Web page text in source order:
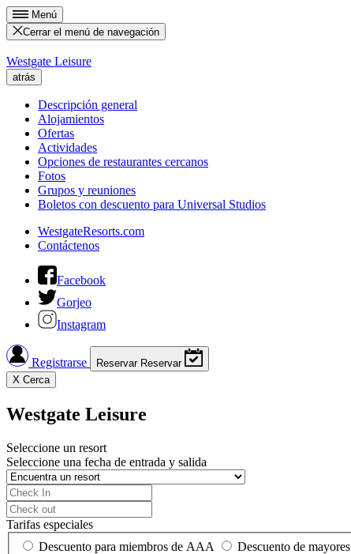
Menú
Cerrar el menú de navegación
Westgate Leisure
atrás
Descripción general
Alojamientos
Ofertas
Actividades
Opciones de restaurantes cercanos
Fotos
Grupos y reuniones
Boletos con descuento para Universal Studios
WestgateResorts.com
Contáctenos
Facebook
Gorjeo
Instagram
Registrarse Reservar Reservar
X Cerca
Westgate Leisure
Seleccione un resort
Seleccione una fecha de entrada y salida
Tarifas especiales
Descuento para miembros de AAA
Descuento de mayores